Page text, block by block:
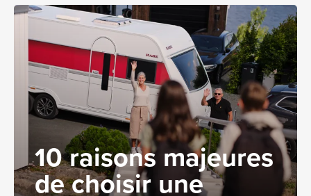
10 raisons majeures
de choisir une